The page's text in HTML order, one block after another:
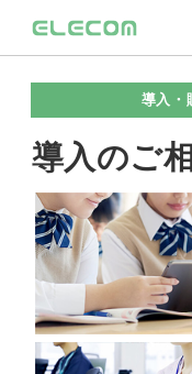
導入・
導入のご